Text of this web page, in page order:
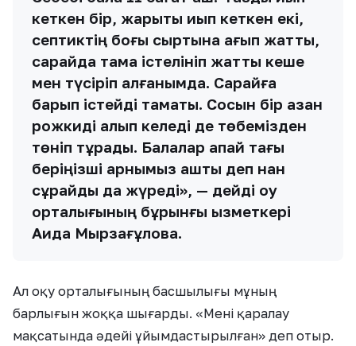
кеткен бір, жарықты қиып кеткен екі,
септиктің боғы сыртына ағып жатты,
сарайда тамақ істелініп жатты кеше
мен түсіріп алғанымда. Сарайға
барып істейді тамақты. Сосын бір қазан
рожкиді алып келеді де төбемізден
төніп тұрады. Балалар апай тағы
беріңізші қарнымыз ашты деп нан
сұрайды да жүреді», — дейді оқу
орталығының бұрынғы қызметкері
Аида Мырзағұлова.
Ал оқу орталығының басшылығы мұның
барлығын жоққа шығарды. «Мені қаралау
мақсатында әдейі ұйымдастырылған» деп отыр.